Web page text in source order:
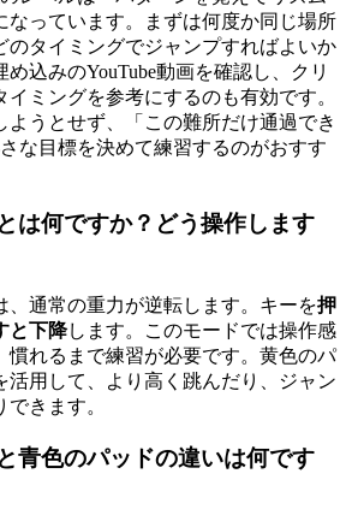
なっています。まずは何度か同じ場所
のタイミングでジャンプすればよいか
込みのYouTube動画を確認し、クリ
ミングを参考にするのも有効です。
ようとせず、「この難所だけ通過でき
な目標を決めて練習するのがおすす
は何ですか？どう操作します
、通常の重力が逆転します。キーを押
と下降します。このモードでは操作感
慣れるまで練習が必要です。黄色のパ
活用して、より高く跳んだり、ジャン
きます。
青色のパッドの違いは何です